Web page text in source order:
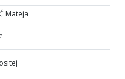
Mateja